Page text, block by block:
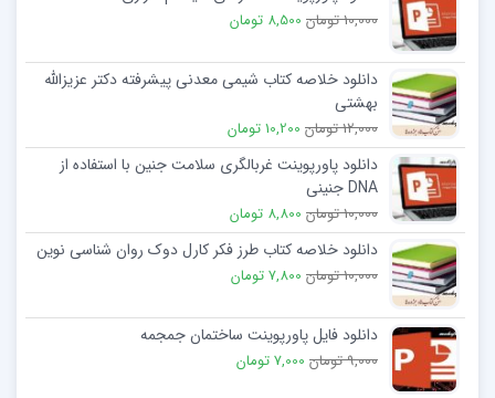
10,000 تومان 8,500 تومان
دانلود خلاصه کتاب شیمی معدنی پیشرفته دکتر عزیزالله
بهشتی
12,000 تومان 10,200 تومان
دانلود پاورپوینت غربالگری سلامت جنین با استفاده از
DNA جنینی
10,000 تومان 8,800 تومان
دانلود خلاصه کتاب طرز فکر کارل دوک روان شناسی نوین
10,000 تومان 7,800 تومان
دانلود فایل پاورپوینت ساختمان جمجمه
9,000 تومان 7,000 تومان